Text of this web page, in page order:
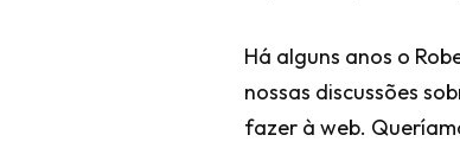
Há alguns anos o
nossas discussões
fazer à web.